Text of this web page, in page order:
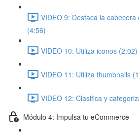
VIDEO 9: Destaca la
(4:56)
VIDEO 10: Utiliza iconos (2:02)
VIDEO 11: Utiliza thumbnails
VIDEO 12: Clasifica y
Módulo 4: Impulsa tu eCommerce